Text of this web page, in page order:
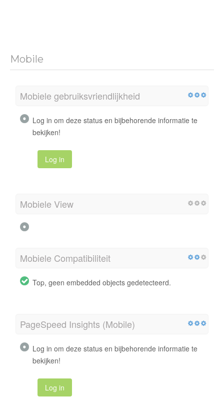
Mobile
Mobiele gebruiksvriendlijkheid
Log in om deze status en bijbehorende informatie te
bekijken!
Log in
Mobiele View
Mobiele Compatibiliteit
Top, geen embedded objects gedetecteerd.
PageSpeed Insights (Mobile)
Log in om deze status en bijbehorende informatie te
bekijken!
Log in